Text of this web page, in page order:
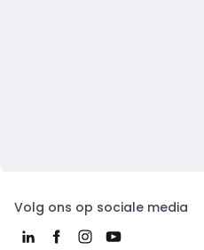
Volg ons op sociale media